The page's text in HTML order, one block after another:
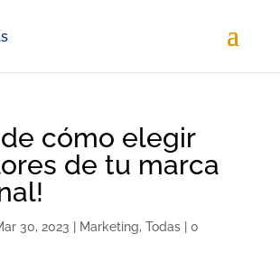
cómo elegir
de tu marca
30, 2023 Marketing, Todas| 0